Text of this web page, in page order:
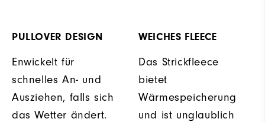
PULLOVER DESIGN
Enwickelt für
schnelles An- und
Ausziehen, falls sich
das Wetter ändert.
WEICHES FLEECE
Das Strickfleece
bietet
Wärmespeicherung
und ist unglaublich